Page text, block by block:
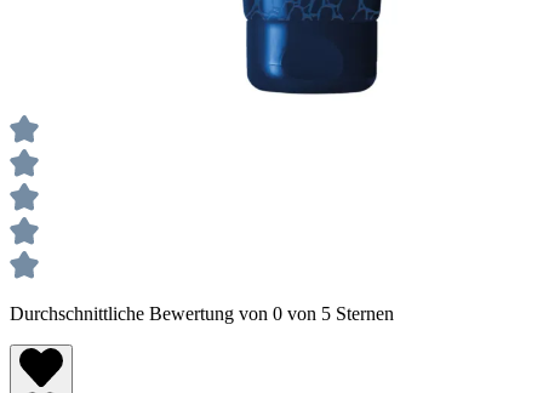
Durchschnittliche Bewertung von 0 von 5 Sternen